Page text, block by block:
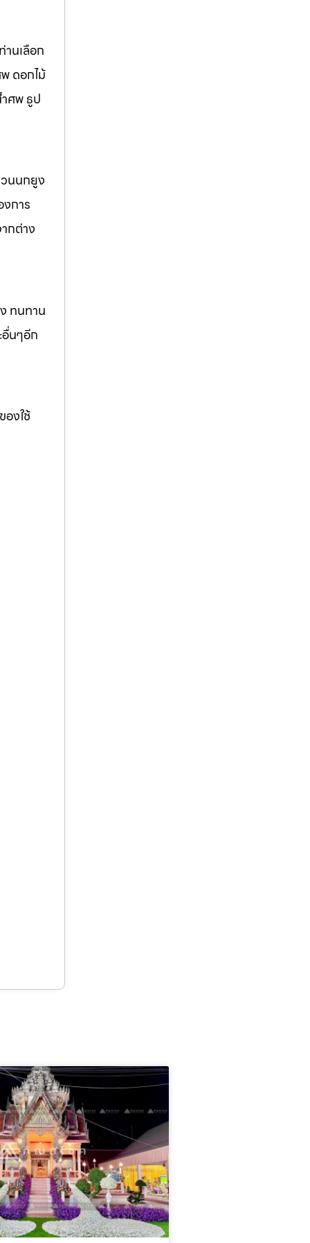
นเลือก
ดอกไม้
ศพ ธูป
นนกยูง
การ
กต่าง
ทนทาน
นๆอีก
งใช้